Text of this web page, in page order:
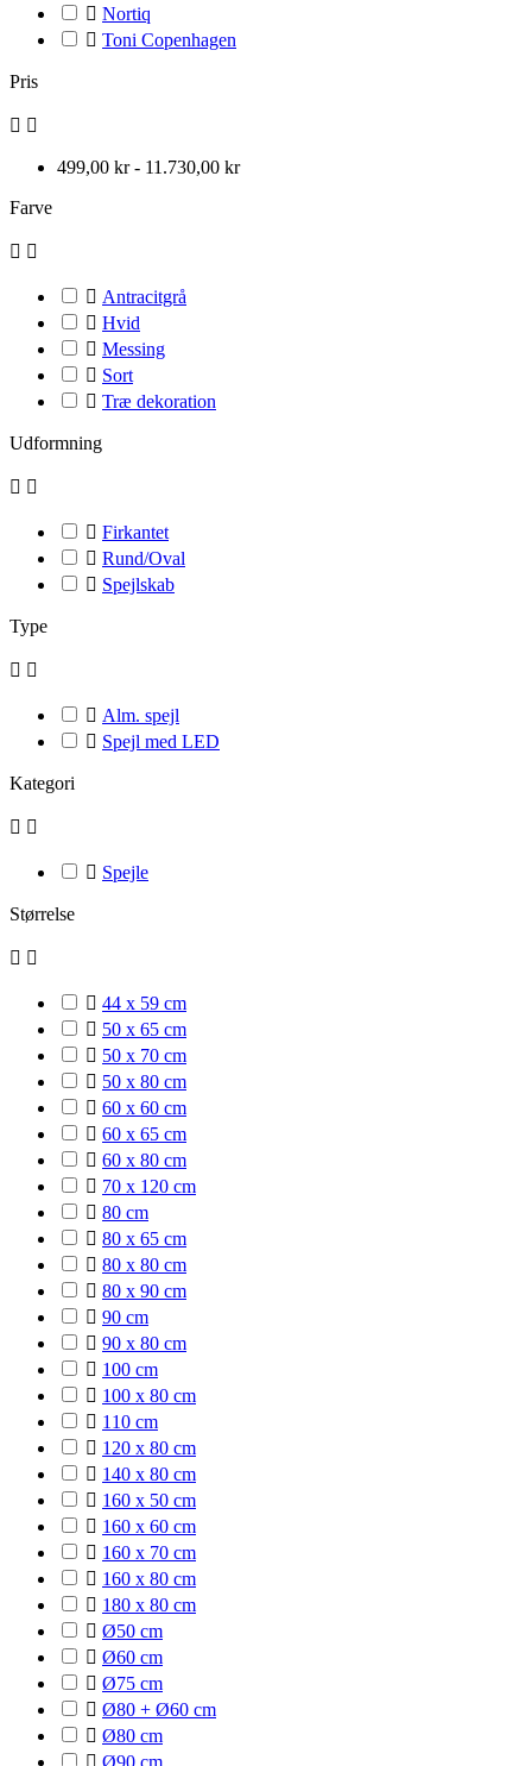
 Nortiq
 Toni Copenhagen
Pris
 
499,00 kr - 11.730,00 kr
Farve
 
 Antracitgrå
 Hvid
 Messing
 Sort
 Træ dekoration
Udformning
 
 Firkantet
 Rund/Oval
 Spejlskab
Type
 
 Alm. spejl
 Spejl med LED
Kategori
 
 Spejle
Størrelse
 
 44 x 59 cm
 50 x 65 cm
 50 x 70 cm
 50 x 80 cm
 60 x 60 cm
 60 x 65 cm
 60 x 80 cm
 70 x 120 cm
 80 cm
 80 x 65 cm
 80 x 80 cm
 80 x 90 cm
 90 cm
 90 x 80 cm
 100 cm
 100 x 80 cm
 110 cm
 120 x 80 cm
 140 x 80 cm
 160 x 50 cm
 160 x 60 cm
 160 x 70 cm
 160 x 80 cm
 180 x 80 cm
 Ø50 cm
 Ø60 cm
 Ø75 cm
 Ø80 + Ø60 cm
 Ø80 cm
 Ø90 cm